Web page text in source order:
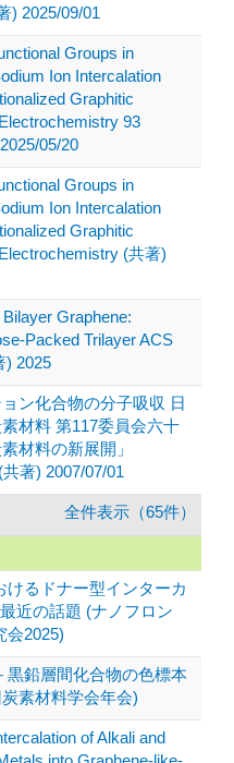
) 2025/09/01
Groups in
Ion Intercalation
Graphitic
93
05/20
Groups in
Ion Intercalation
Graphitic
(共著)
Graphene:
Packed Trilayer ACS
) 2025
ン化合物の分子吸収 日
材料 第117委員会六十
材料の新展開」
共著) 2007/07/01
全件表示（65件）
けるドナー型インターカ
近の話題 (ナノフロン
会2025)
黒鉛層間化合物の色標本
素材料学会年会)
of Alkali and